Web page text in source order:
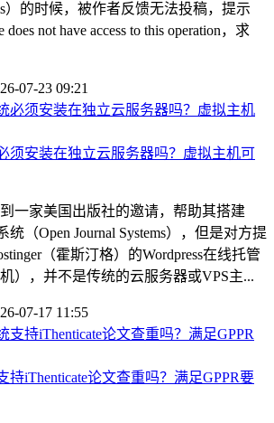
）的时候，被作者反馈无法投稿，提示
does not have access to this operation，求
07-23 09:21
须安装在独立云服务器吗？虚拟主机可
一家美国出版社的邀请，帮助其搭建
统（Open Journal Systems），但是对方提
（霍斯汀格）的Wordpress在线托管
），并不是传统的云服务器或VPS主...
07-17 11:55
持iThenticate论文查重吗？满足GPPR要